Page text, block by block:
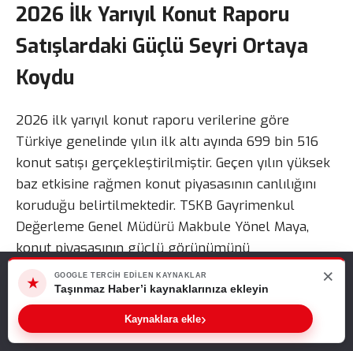
2026 İlk Yarıyıl Konut Raporu Açıklandı! Satışlar Gücünü Korurken Yeni Konut Arzı Artış Gösterdi
2026 İlk Yarıyıl Konut Raporu
Satışlardaki Güçlü Seyri Ortaya
Koydu
2026 ilk yarıyıl konut raporu verilerine göre
Türkiye genelinde yılın ilk altı ayında 699 bin 516
konut satışı gerçekleştirilmiştir. Geçen yılın yüksek
baz etkisine rağmen konut piyasasının canlılığını
koruduğu belirtilmektedir. TSKB Gayrimenkul
Değerleme Genel Müdürü Makbule Yönel Maya,
konut piyasasının güçlü görünümünü
sürdürdüğünü ifade etmektedir. Ayrıca mevcut satış
performansının sektördeki hareketliliğin devam
ettiğini gösterdiği değerlendirilmektedir.
Web sitemizde size en iyi deneyimi sunabilmemiz için çerezleri
kullanıyoruz. Bu siteyi kullanmaya devam ederseniz, bunu kabul
ettiğinizi varsayarız.
Tamam
★
GOOGLE TERCIH EDILEN KAYNAKLAR
Taşınmaz Haber’i kaynaklarınıza ekleyin
Kaynaklara ekle›
×